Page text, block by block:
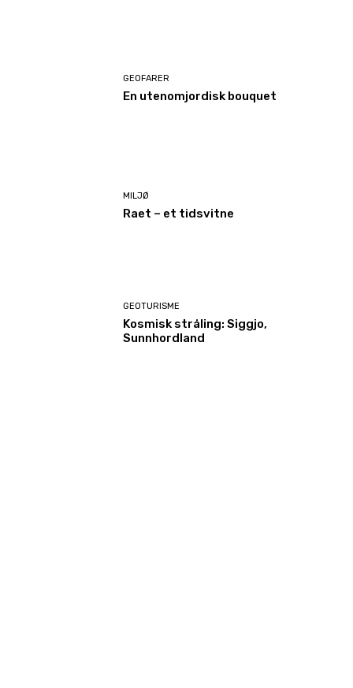
GEOFARER
En utenomjordisk bouquet
MILJØ
Raet – et tidsvitne
GEOTURISME
Kosmisk stråling: Siggjo,
Sunnhordland